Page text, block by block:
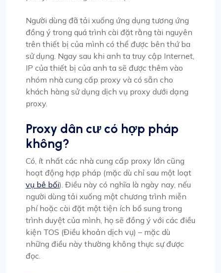
Người dùng đã tải xuống ứng dụng tương ứng
đồng ý trong quá trình cài đặt rằng tài nguyên
trên thiết bị của mình có thể được bên thứ ba
sử dụng. Ngay sau khi anh ta truy cập Internet,
IP của thiết bị của anh ta sẽ được thêm vào
nhóm nhà cung cấp proxy và có sẵn cho
khách hàng sử dụng dịch vụ proxy dưới dạng
proxy.
Proxy dân cư có hợp pháp
không?
Có, ít nhất các nhà cung cấp proxy lớn cũng
hoạt động hợp pháp (mặc dù chỉ sau một loạt
vụ bê bối). Điều này có nghĩa là ngày nay, nếu
người dùng tải xuống một chương trình miễn
phí hoặc cài đặt một tiện ích bổ sung trong
trình duyệt của mình, họ sẽ đồng ý với các điều
kiện TOS (Điều khoản dịch vụ) – mặc dù
những điều này thường không thực sự được
đọc.